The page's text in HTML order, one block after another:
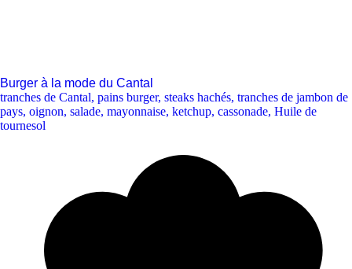
Burger à la mode du Cantal
tranches de Cantal, pains burger, steaks hachés, tranches de jambon de
pays, oignon, salade, mayonnaise, ketchup, cassonade, Huile de
tournesol